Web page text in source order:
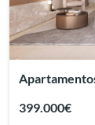
399.000€